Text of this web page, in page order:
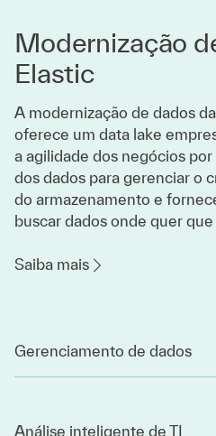
Modernização
Elastic
A modernização de dados
oferece um data lake
a agilidade dos negócios
dos dados para gerenciar o
do armazenamento e
buscar dados onde quer
Saiba mais
Gerenciamento de dados
Análise inteligente de TI